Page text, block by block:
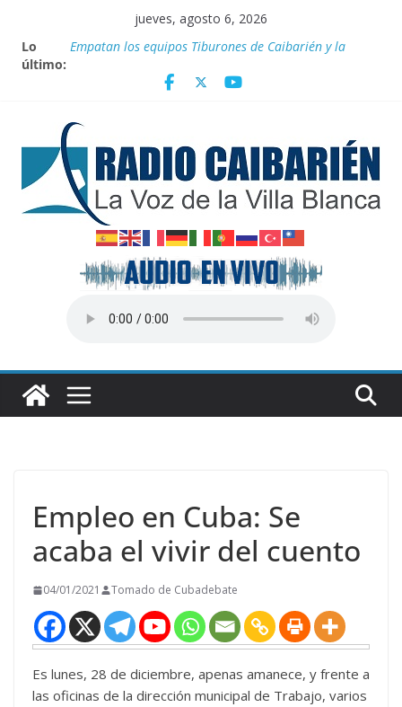
contenido
jueves, agosto 6, 2026
Lo
último:
Canciller cubano denuncia pretexto EEUU para
Empatan los equipos Tiburones de Caibarién y la
preparación
Innovación desde la base
Agosto: Cuando la Tierra arde y el cielo se oscurece
Empleo en Cuba: Se
acaba el vivir del cuento
04/01/2021 Tomado de Cubadebate
Es lunes, 28 de diciembre, apenas amanece, y frente a
las oficinas de la dirección municipal de Trabajo, varios